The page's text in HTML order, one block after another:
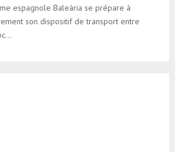
espagnole Baleària se prépare à
son dispositif de transport entre